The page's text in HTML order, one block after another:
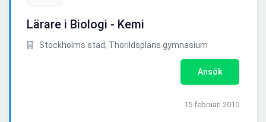
Lärare i Biologi - Kemi
Stockholms stad; Thorildsplans gymnasium
Ansök
15 februari 2010